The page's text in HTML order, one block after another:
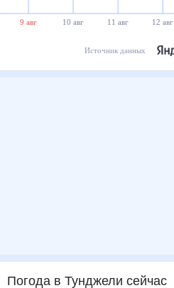
9 авг 10 авг 11 авг 12 авг
Источник данных
Погода в Тунджелисейчас